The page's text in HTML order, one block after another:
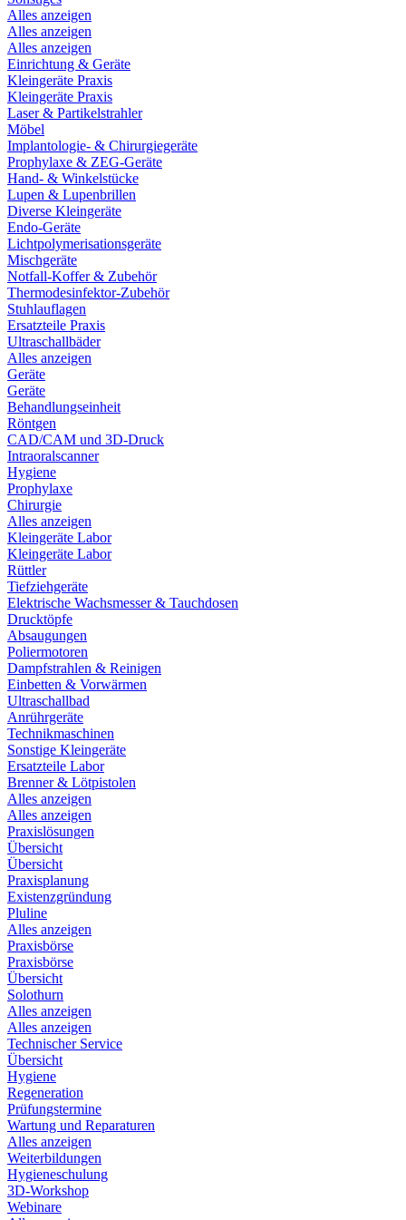
Alles anzeigen
Alles anzeigen
Alles anzeigen
Einrichtung & Geräte
Kleingeräte Praxis
Kleingeräte Praxis
Laser & Partikelstrahler
Möbel
Implantologie- & Chirurgiegeräte
Prophylaxe & ZEG-Geräte
Hand- & Winkelstücke
Lupen & Lupenbrillen
Diverse Kleingeräte
Endo-Geräte
Lichtpolymerisationsgeräte
Mischgeräte
Notfall-Koffer & Zubehör
Thermodesinfektor-Zubehör
Stuhlauflagen
Ersatzteile Praxis
Ultraschallbäder
Alles anzeigen
Geräte
Geräte
Behandlungseinheit
Röntgen
CAD/CAM und 3D-Druck
Intraoralscanner
Hygiene
Prophylaxe
Chirurgie
Alles anzeigen
Kleingeräte Labor
Kleingeräte Labor
Rüttler
Tiefziehgeräte
Elektrische Wachsmesser & Tauchdosen
Drucktöpfe
Absaugungen
Poliermotoren
Dampfstrahlen & Reinigen
Einbetten & Vorwärmen
Ultraschallbad
Anrührgeräte
Technikmaschinen
Sonstige Kleingeräte
Ersatzteile Labor
Brenner & Lötpistolen
Alles anzeigen
Alles anzeigen
Praxislösungen
Übersicht
Übersicht
Praxisplanung
Existenzgründung
Pluline
Alles anzeigen
Praxisbörse
Praxisbörse
Übersicht
Solothurn
Alles anzeigen
Alles anzeigen
Technischer Service
Übersicht
Hygiene
Regeneration
Prüfungstermine
Wartung und Reparaturen
Alles anzeigen
Weiterbildungen
Hygieneschulung
3D-Workshop
Webinare